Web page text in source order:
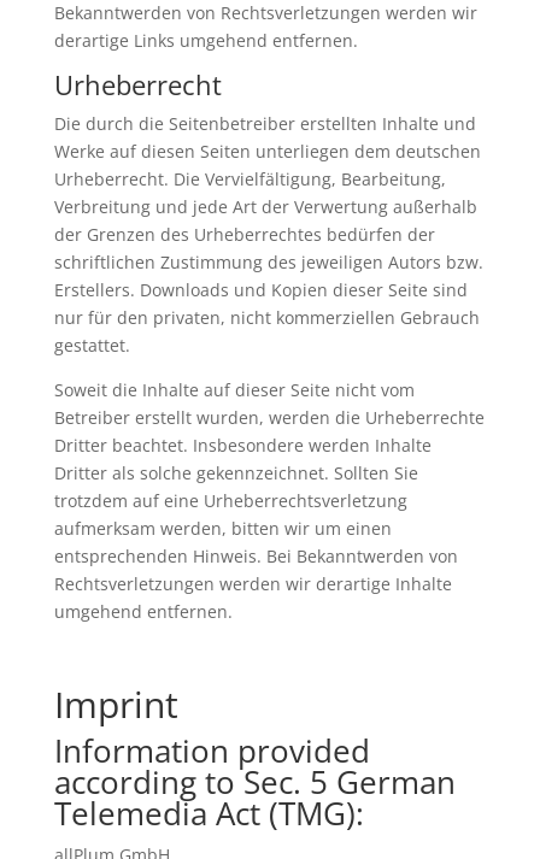
Bekanntwerden von Rechtsverletzungen werden wir
derartige Links umgehend entfernen.
Urheberrecht
Die durch die Seitenbetreiber erstellten Inhalte und
Werke auf diesen Seiten unterliegen dem deutschen
Urheberrecht. Die Vervielfältigung, Bearbeitung,
Verbreitung und jede Art der Verwertung außerhalb
der Grenzen des Urheberrechtes bedürfen der
schriftlichen Zustimmung des jeweiligen Autors bzw.
Erstellers. Downloads und Kopien dieser Seite sind
nur für den privaten, nicht kommerziellen Gebrauch
gestattet.
Soweit die Inhalte auf dieser Seite nicht vom
Betreiber erstellt wurden, werden die Urheberrechte
Dritter beachtet. Insbesondere werden Inhalte
Dritter als solche gekennzeichnet. Sollten Sie
trotzdem auf eine Urheberrechtsverletzung
aufmerksam werden, bitten wir um einen
entsprechenden Hinweis. Bei Bekanntwerden von
Rechtsverletzungen werden wir derartige Inhalte
umgehend entfernen.
Imprint
Information provided
according to Sec. 5 German
Telemedia Act (TMG):